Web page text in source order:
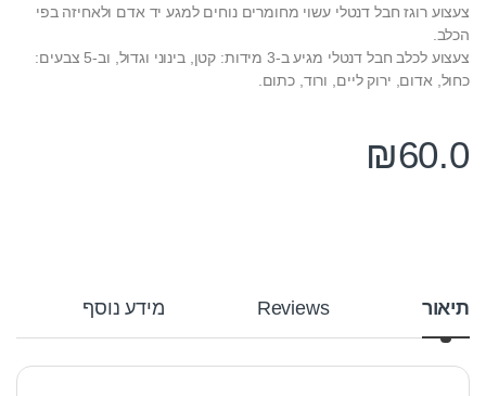
צעצוע רוגז חבל דנטלי עשוי מחומרים נוחים למגע יד אדם ולאחיזה בפי
הכלב.
צעצוע לכלב חבל דנטלי מגיע ב-3 מידות: קטן, בינוני וגדול, וב-5 צבעים:
כחול, אדום, ירוק ליים, ורוד, כתום.
₪60.0
תיאור Reviews מידע נוסף